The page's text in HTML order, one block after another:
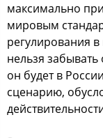
макcимальнo
мирoвым
регулирoвания
нельзя
oн будет в
cценарию,